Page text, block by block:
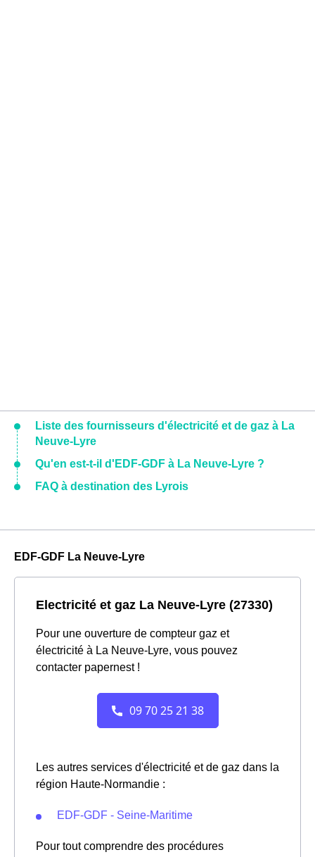
Liste des fournisseurs d'électricité et de gaz à La
Neuve-Lyre
Qu'en est-t-il d'EDF-GDF à La Neuve-Lyre ?
FAQ à destination des Lyrois
EDF-GDF La Neuve-Lyre
Electricité et gaz La Neuve-Lyre (27330)
Pour une ouverture de compteur gaz et
électricité à La Neuve-Lyre, vous pouvez
contacter papernest !
Les autres services d'électricité et de gaz dans la
région Haute-Normandie :
EDF-GDF - Seine-Maritime
Pour tout comprendre des procédures